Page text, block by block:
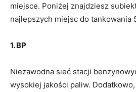
miejsce. Poniżej znajdziesz
najlepszych miejsc do tankowania
1. BP
Niezawodna sieć stacji
wysokiej jakości paliw.